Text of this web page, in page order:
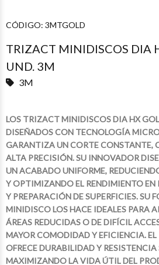
CÓDIGO: 3MTGOLD
TRIZACT MINIDISCOS DIA
UND. 3M
3M
LOS TRIZACT MINIDISCOS DIA HX
DISEÑADOS CON TECNOLOGÍA
GARANTIZA UN CORTE CONSTANTE,
ALTA PRECISIÓN. SU INNOVADOR
UN ACABADO UNIFORME,
Y OPTIMIZANDO EL RENDIMIENTO EN
Y PREPARACIÓN DE SUPERFICIES. SU
MINIDISCO LOS HACE IDEALES PARA
ÁREAS REDUCIDAS O DE DIFÍCIL
MAYOR COMODIDAD Y EFICIENCIA.
OFRECE DURABILIDAD Y RESISTENCIA
MAXIMIZANDO LA VIDA ÚTIL DEL